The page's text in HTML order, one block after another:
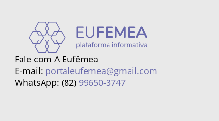
Fale com A Eufêmea
E-mail: portaleufemea@gmail.com
WhatsApp: (82) 99650-3747